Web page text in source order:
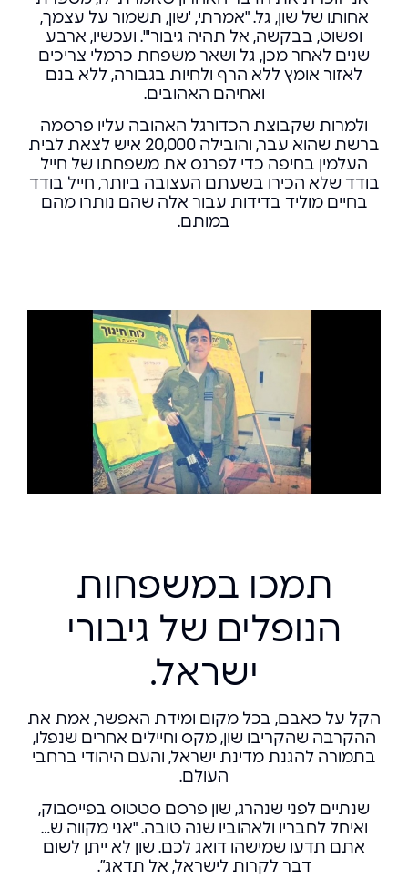
אחותו של שון, גל. "אמרתי, 'שון, תשמור על עצמך,
ופשוט, בבקשה, אל תהיה גיבור'". ועכשיו, ארבע
שנים לאחר מכן, גל ושאר משפחת כרמלי צריכים
לאזור אומץ ללא הרף ולחיות בגבורה, ללא בנם
ואחיהם האהובים.
ולמרות שקבוצת הכדורגל האהובה עליו פרסמה
ברשת שהוא עבר, והובילה 20,000 איש לצאת לבית
העלמין בחיפה כדי לפרנס את משפחתו של חייל
בודד שלא הכירו בשעתם העצובה ביותר, חייל בודד
בחיים מוליד בדידות עבור אלה שהם נותרו מהם
במותם.
תמכו במשפחות
הנופלים של גיבורי
ישראל.
הקל על כאבם, בכל מקום ומידת האפשר, אמת את
ההקרבה שהקריבו שון, מקס וחיילים אחרים שנפלו,
בתמורה להגנת מדינת ישראל, והעם היהודי ברחבי
העולם.
שנתיים לפני שנהרג, שון פרסם סטטוס בפייסבוק,
ואיחל לחבריו ולאהוביו שנה טובה. "אני מקווה ש…
אתם תדעו שמישהו דואג לכם. שון לא ייתן לשום
דבר לקרות לישראל, אל תדאג”.